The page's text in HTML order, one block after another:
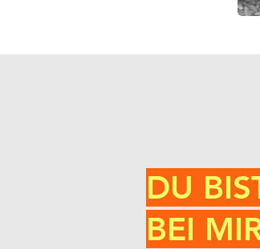
DU
BEI